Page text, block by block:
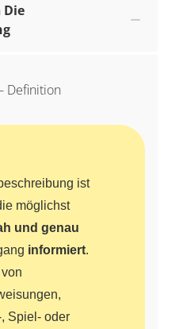
Die
Definition
ist
möglichst
und genau
informiert.
Spiel- oder